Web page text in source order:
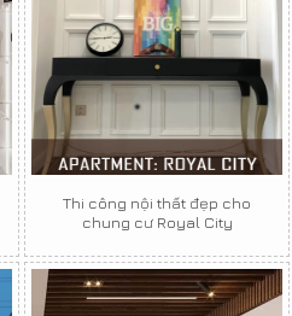
Thi công nội thất đẹp cho
chung cư Royal City